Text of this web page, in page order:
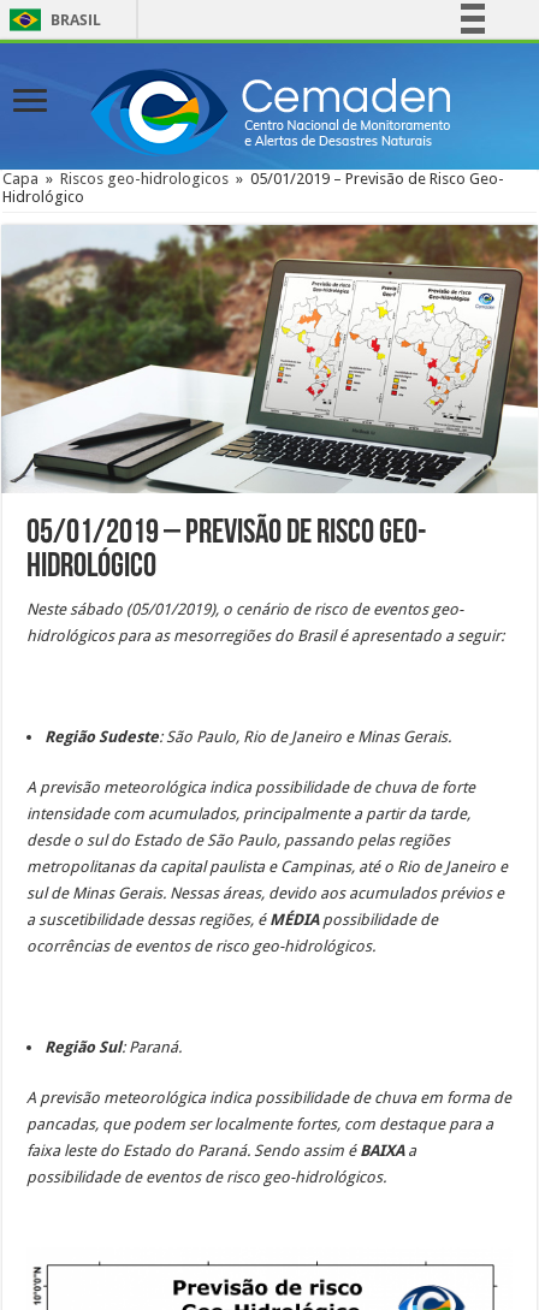
BRASIL
Comunica BR
Participe
Acesso à informação
Canais
Capa » Riscos geo-hidrologicos » 05/01/2019 – Previsão de Risco Geo-
Hidrológico
05/01/2019 – Previsão de Risco Geo-
Hidrológico
Neste sábado (05/01/2019), o cenário de risco de eventos geo-
hidrológicos para as mesorregiões do Brasil é apresentado a seguir:
Região Sudeste: São Paulo, Rio de Janeiro e Minas Gerais.
A previsão meteorológica indica possibilidade de chuva de forte
intensidade com acumulados, principalmente a partir da tarde,
desde o sul do Estado de São Paulo, passando pelas regiões
metropolitanas da capital paulista e Campinas, até o Rio de Janeiro e
sul de Minas Gerais. Nessas áreas, devido aos acumulados prévios e
a suscetibilidade dessas regiões, é MÉDIApossibilidade de
ocorrências de eventos de risco geo-hidrológicos.
Região Sul: Paraná.
A previsão meteorológica indica possibilidade de chuva em forma de
pancadas, que podem ser localmente fortes, com destaque para a
faixa leste do Estado do Paraná. Sendo assim é BAIXAa
possibilidade de eventos de risco geo-hidrológicos.